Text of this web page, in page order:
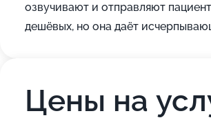
озвучивают и отправляют
дешёвых, но она даёт
Цены на